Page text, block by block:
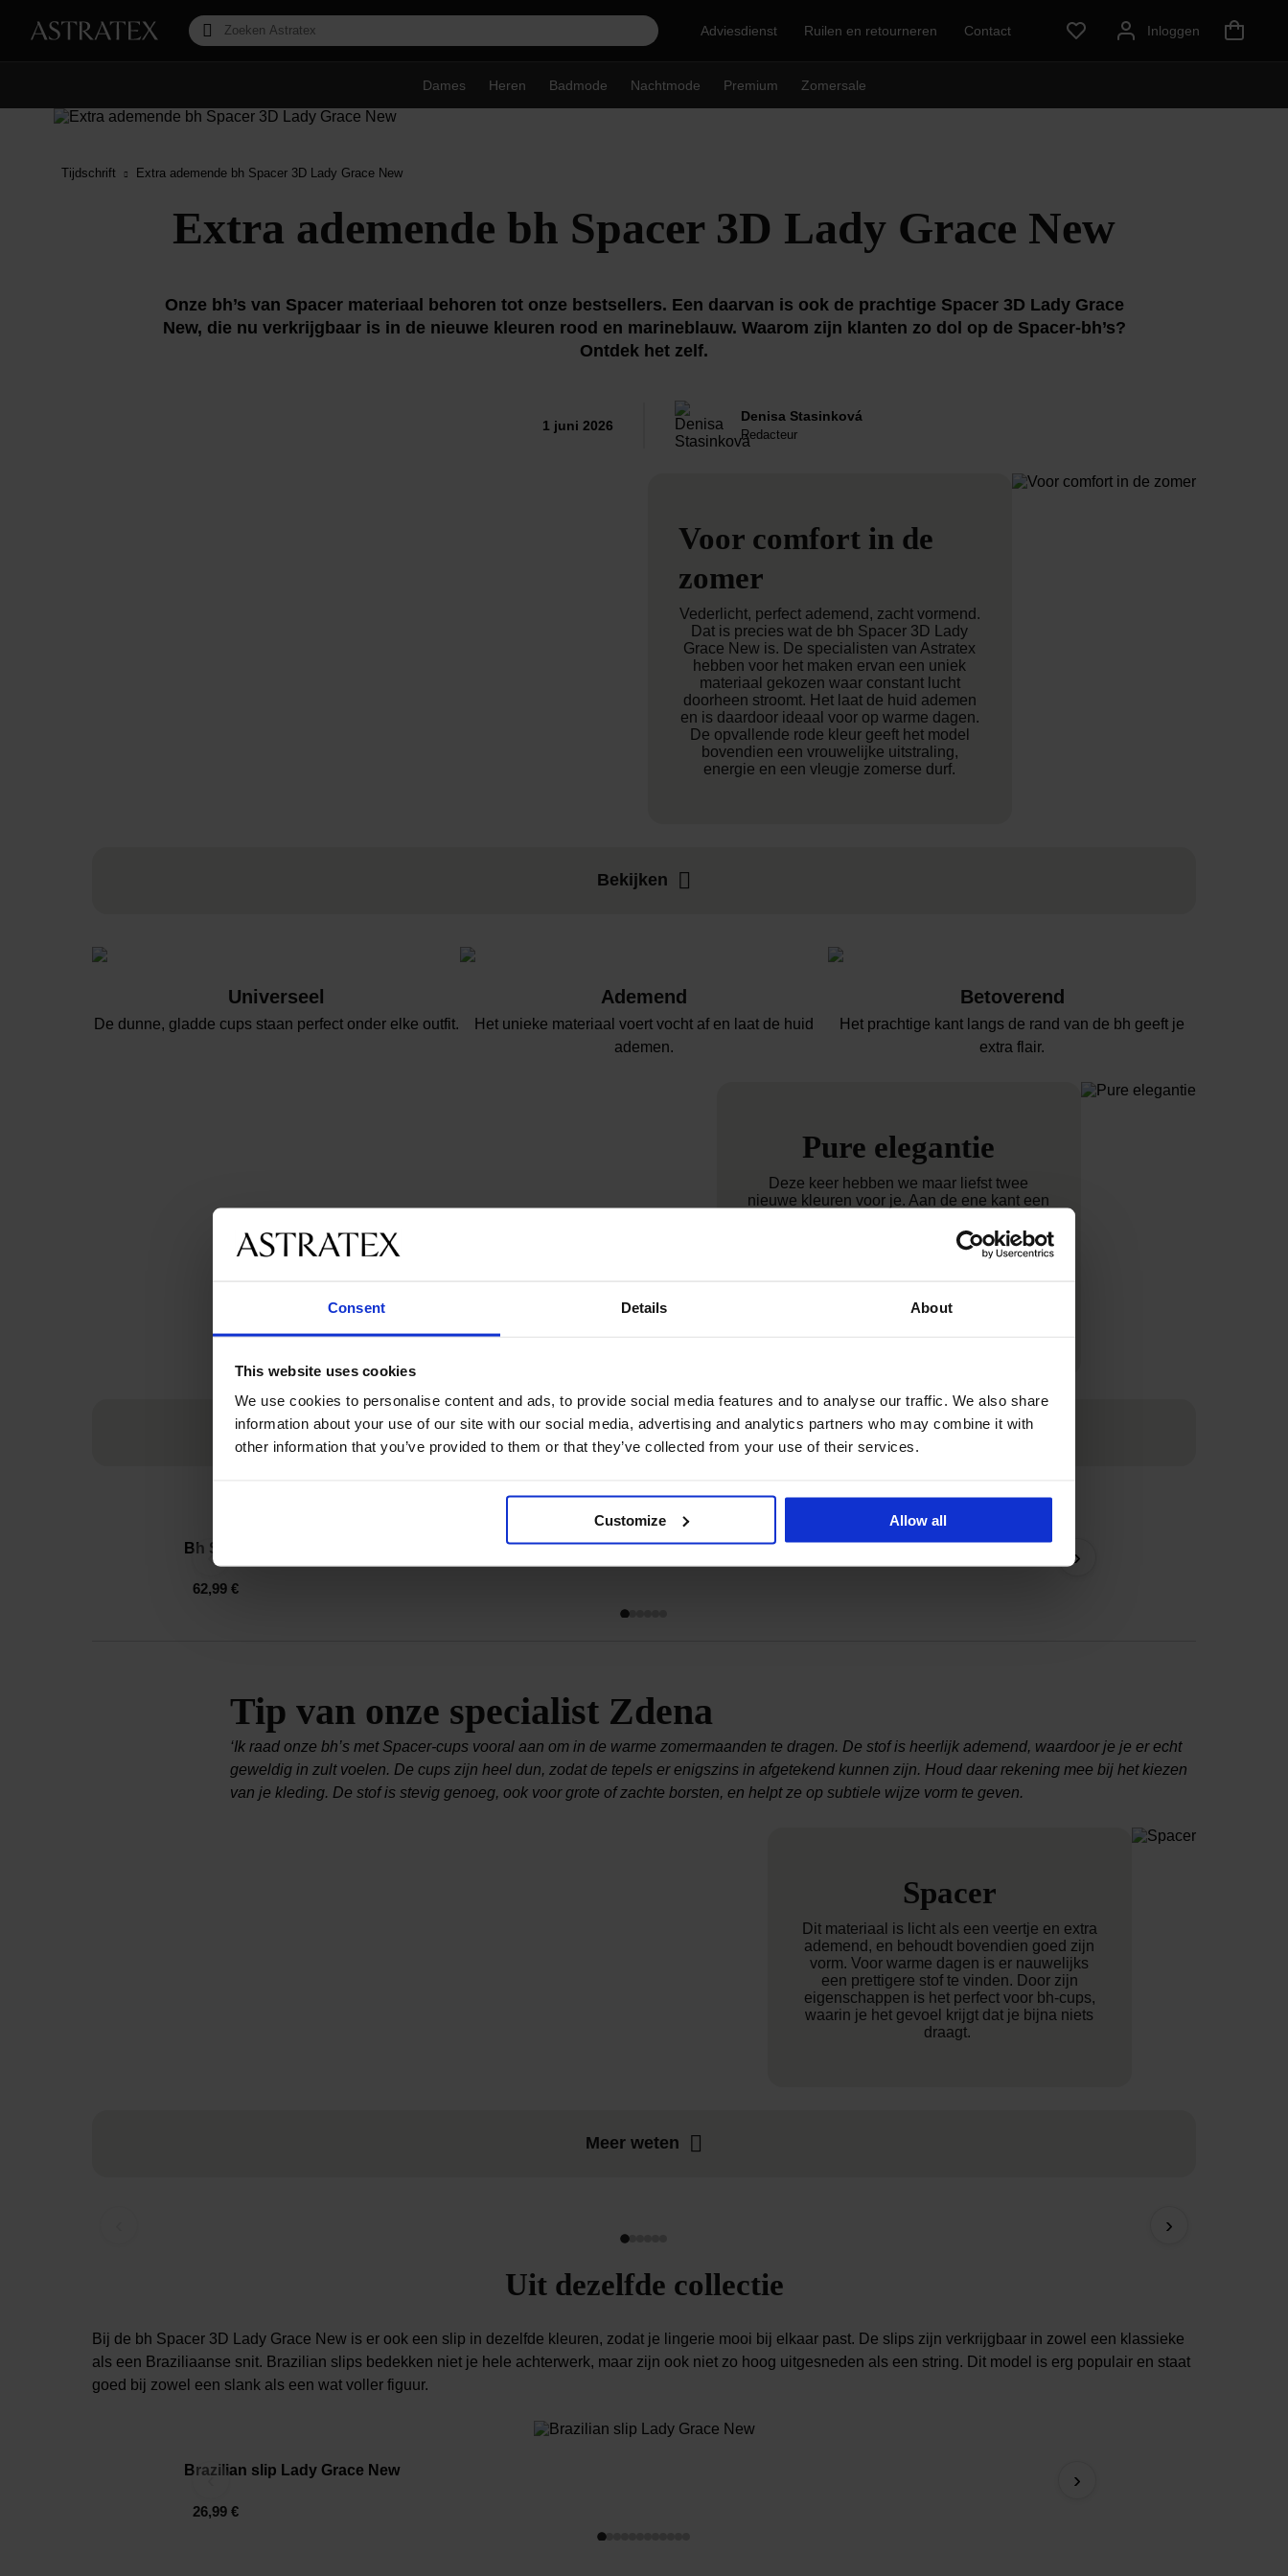
Consent Details About
This website uses cookies
We use cookies to personalise content and ads, to provide social media features and to analyse our traffic. We also share
information about your use of our site with our social media, advertising and analytics partners who may combine it with
other information that you’ve provided to them or that they’ve collected from your use of their services.
Customize Allow all
Adviesdienst Ruilen en retourneren Contact Inloggen
Dames Heren Badmode Nachtmode Premium Zomersale
Tijdschrift Extra ademende bh Spacer 3D Lady Grace New
Extra ademende bh Spacer 3D Lady Grace New
Onze bh’s van Spacer materiaal behoren tot onze bestsellers. Een daarvan is ook de prachtige Spacer 3D Lady Grace
New, die nu verkrijgbaar is in de nieuwe kleuren rood en marineblauw. Waarom zijn klanten zo dol op de Spacer-bh’s?
Ontdek het zelf.
1 juni 2026
Denisa Stasinková
Redacteur
Voor comfort in de
zomer
Vederlicht, perfect ademend, zacht vormend.
Dat is precies wat de bh Spacer 3D Lady
Grace New is. De specialisten van Astratex
hebben voor het maken ervan een uniek
materiaal gekozen waar constant lucht
doorheen stroomt. Het laat de huid ademen
en is daardoor ideaal voor op warme dagen.
De opvallende rode kleur geeft het model
bovendien een vrouwelijke uitstraling,
energie en een vleugje zomerse durf.
Bekijken
Universeel
De dunne, gladde cups staan perfect onder elke outfit.
Ademend
Het unieke materiaal voert vocht af en laat de huid
ademen.
Betoverend
Het prachtige kant langs de rand van de bh geeft je
extra flair.
Pure elegantie
Deze keer hebben we maar liefst twee
nieuwe kleuren voor je. Aan de ene kant een
trekt en energie geeft. Aan de andere kant
rustig, elegant marineblauw. Ingetogen,
waaruit je kunt kiezen op grond van je
Bekijken
‹
Bh Spacer 3D Lady Grace New
62,99 €
›
Tip van onze specialist Zdena
‘Ik raad onze bh’s met Spacer-cups vooral aan om in de warme zomermaanden te dragen. De stof is heerlijk ademend, waardoor je je er echt
geweldig in zult voelen. De cups zijn heel dun, zodat de tepels er enigszins in afgetekend kunnen zijn. Houd daar rekening mee bij het kiezen
van je kleding. De stof is stevig genoeg, ook voor grote of zachte borsten, en helpt ze op subtiele wijze vorm te geven.
Spacer
Dit materiaal is licht als een veertje en extra
ademend, en behoudt bovendien goed zijn
vorm. Voor warme dagen is er nauwelijks
een prettigere stof te vinden. Door zijn
eigenschappen is het perfect voor bh-cups,
waarin je het gevoel krijgt dat je bijna niets
draagt.
Meer weten
›
Uit dezelfde collectie
Bij de bh Spacer 3D Lady Grace New is er ook een slip in dezelfde kleuren, zodat je lingerie mooi bij elkaar past. De slips zijn verkrijgbaar in zowel een klassieke
als een Braziliaanse snit. Brazilian slips bedekken niet je hele achterwerk, maar zijn ook niet zo hoog uitgesneden als een string. Dit model is erg populair en staat
goed bij zowel een slank als een wat voller figuur.
‹
Brazilian slip Lady Grace New
26,99 €
›